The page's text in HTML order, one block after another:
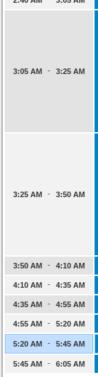
3:05 AM - 3:25 AM
3:25 AM - 3:50 AM
3:50 AM - 4:10 AM
4:10 AM - 4:35 AM
4:35 AM - 4:55 AM
4:55 AM - 5:20 AM
5:20 AM - 5:45 AM
5:45 AM - 6:05 AM